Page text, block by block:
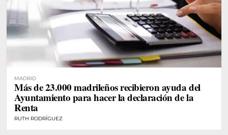
MADRID
Más de 23.000 madrileños recibieron ayuda del
Ayuntamiento para hacer la declaración de la
Renta
RUTH RODRÍGUEZ